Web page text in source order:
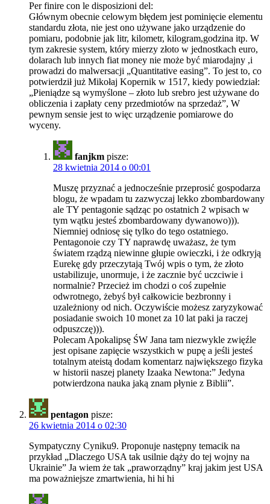
Per finire con le disposizioni del:
Głównym obecnie celowym błędem jest pominięcie elementu
standardu złota, nie jest ono używane jako urządzenie do
pomiaru, podobnie jak litr, kilometr, kilogram,godzina itp. W
tym zakresie system, który mierzy złoto w jednostkach euro,
dolarach lub innych fiat money nie może być miarodajny ,i
prowadzi do malwersacji „Quantitative easing”. To jest to, co
potwierdził już Mikołaj Kopernik w 1517, kiedy powiedział:
„Pieniądze są wymyślone – złoto lub srebro jest używane do
obliczenia i zapłaty ceny przedmiotów na sprzedaż”, W
pewnym sensie jest to więc urządzenie pomiarowe do
wyceny.
fanjkm pisze:
28 kwietnia 2014 o 00:01
Muszę przyznać a jednocześnie przeprosić gospodarza
blogu, że wpadam tu zazwyczaj lekko zbombardowany
ale TY pentagonie sądząc po ostatnich 2 wpisach w
tym wątku jesteś zbombardowany dywanowo))).
Niemniej odniosę się tylko do tego ostatniego.
Pentagonoie czy TY naprawdę uważasz, że tym
światem rządzą niewinne głupie owieczki, i że odkryją
Eurekę gdy przeczytają Twój wpis o tym, że złoto
ustabilizuje, unormuje, i że zacznie być uczciwie i
normalnie? Przecież im chodzi o coś zupełnie
odwrotnego, żebyś był całkowicie bezbronny i
uzależniony od nich. Oczywiście możesz zaryzykować
posiadanie swoich 10 monet za 10 lat paki ja raczej
odpuszczę))).
Polecam Apokalipsę ŚW Jana tam niezwykle zwięźle
jest opisane zapięcie wszystkich w pupę a jeśli jesteś
totalnym ateistą dodam komentarz największego fizyka
w historii naszej planety Izaaka Newtona:” Jedyna
potwierdzona nauka jaką znam płynie z Biblii”.
pentagon pisze:
26 kwietnia 2014 o 02:30
Sympatyczny Cyniku9. Proponuje następny temacik na
przykład „Dlaczego USA tak usilnie dąży do tej wojny na
Ukrainie” Ja wiem że tak „praworządny” kraj jakim jest USA
ma poważniejsze zmartwienia, hi hi hi